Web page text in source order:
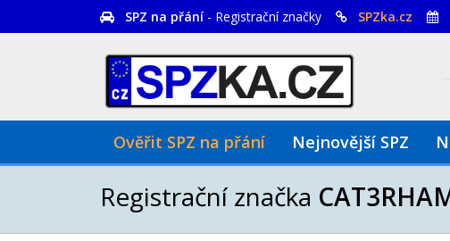
SPZ na přání - Registrační značky SPZka.cz
Ověřit SPZ na přání Nejnovější SPZ
Registrační značka